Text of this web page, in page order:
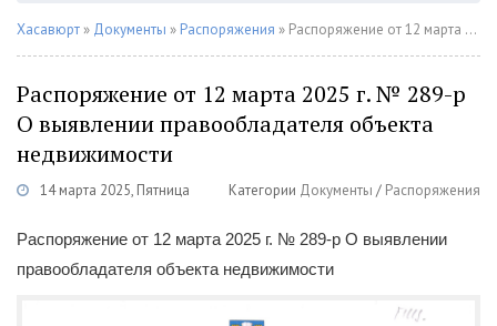
Хасавюрт » Документы » Распоряжения » Распоряжение от 12 марта 2025 г. № 289-р О выявлении правообладателя объекта недвижимости
Распоряжение от 12 марта 2025 г. № 289-р
О выявлении правообладателя объекта
недвижимости
14 марта 2025, Пятница Категории Документы / Распоряжения
Распоряжение от 12 марта 2025 г. № 289-р О выявлении
правообладателя объекта недвижимости